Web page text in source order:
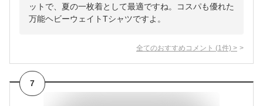
ットで、夏の一枚着として最適ですね。コスパも優れた
万能ヘビーウェイトTシャツですよ。
全てのおすすめコメント (1 件) >
7